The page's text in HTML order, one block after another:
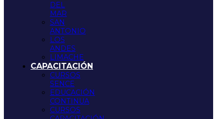
DEL
MAR
SAN
ANTONIO
LOS
ANDES
LIMACHE
CAPACITACIÓN
CURSOS
SENCE
EDUCACIÓN
CONTINUA
CURSOS